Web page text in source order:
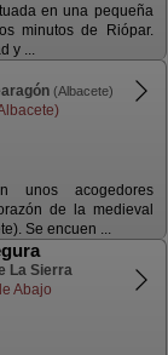
en una pequeña
minutos de Riópar.
y ...
(Albacete)
acogedores
de la medieval
Se encuen ...
La Sierra
Abajo